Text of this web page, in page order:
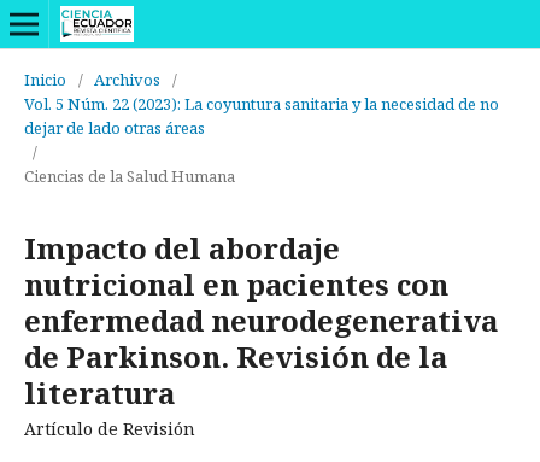
Inicio / Archivos
/
Vol. 5 Núm. 22 (2023): La coyuntura sanitaria y la necesidad de no
dejar de lado otras áreas
/
Ciencias de la Salud Humana
Impacto del abordaje
nutricional en pacientes con
enfermedad neurodegenerativa
de Parkinson. Revisión de la
literatura
Artículo de Revisión